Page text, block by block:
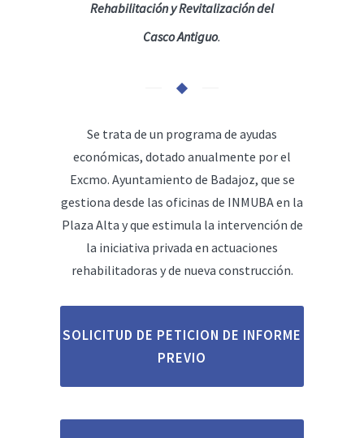
Rehabilitación y Revitalización del
Casco Antiguo.
Se trata de un programa de ayudas
económicas, dotado anualmente por el
Excmo. Ayuntamiento de Badajoz, que se
gestiona desde las oficinas de INMUBA en la
Plaza Alta y que estimula la intervención de
la iniciativa privada en actuaciones
rehabilitadoras y de nueva construcción.
SOLICITUD DE PETICION DE INFORME
PREVIO